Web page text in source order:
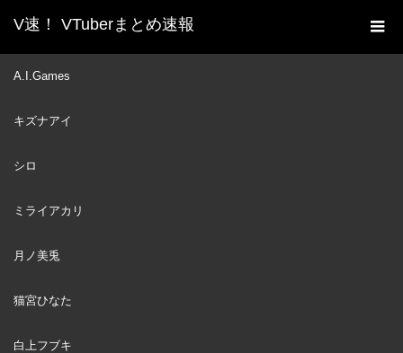
V速！ VTuberまとめ速報
A.I.Games
キズナアイ
シロ
ミライアカリ
月ノ美兎
猫宮ひなた
白上フブキ
ホーム
新着動画一覧
切り抜き漫画】
JUL